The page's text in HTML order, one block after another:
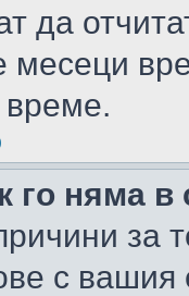
да
месеци
време.
го няма в
за
с вашия